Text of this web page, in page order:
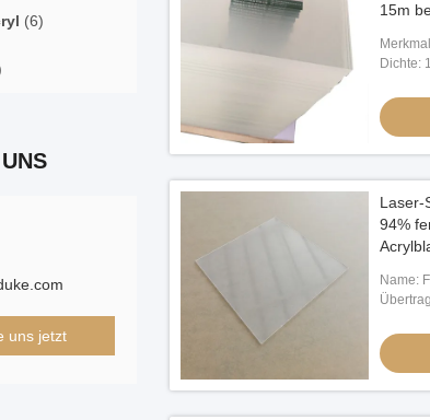
(6)
uns jetzt
15m
Dichte:
Laser-
94%
Name: